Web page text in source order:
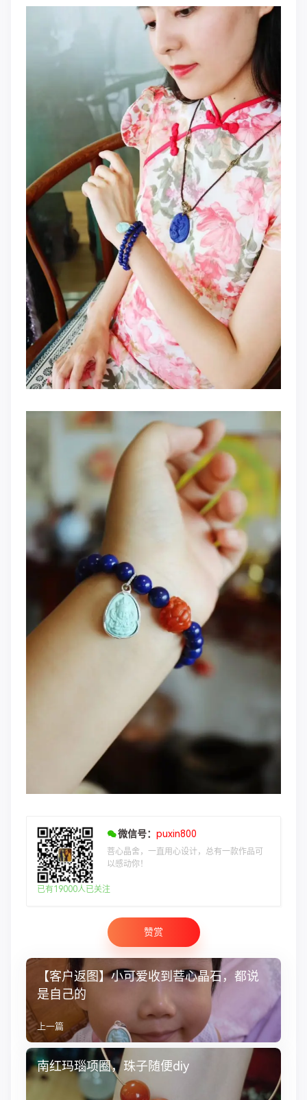
微信号： puxin800
菩心晶舍，一直用心设计，总有一款作品可
以感动你！
已有19000人已关注
赞赏
【客户返图】小可爱收到菩心晶石，都说
是自己的
上一篇
南红玛瑙项圈，珠子随便diy